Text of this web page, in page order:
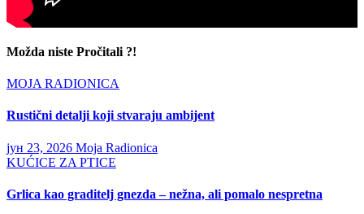
Možda niste Pročitali ?!
MOJA RADIONICA
Rustični detalji koji stvaraju ambijent
јун 23, 2026 Moja Radionica
KUĆICE ZA PTICE
Grlica kao graditelj gnezda – nežna, ali pomalo nespretna